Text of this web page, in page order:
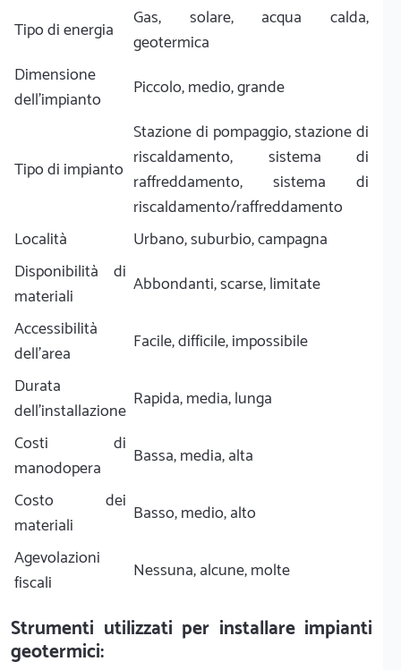
Tipo di energia
Gas, solare, acqua calda,
geotermica
Dimensione
dell'impianto
Piccolo, medio, grande
Tipo di impianto
Stazione di pompaggio, stazione di
riscaldamento, sistema di
raffreddamento, sistema di
riscaldamento/raffreddamento
Località
Urbano, suburbio, campagna
Disponibilità di
materiali
Abbondanti, scarse, limitate
Accessibilità
dell'area
Facile, difficile, impossibile
Durata
dell'installazione Rapida, media, lunga
Costi di
manodopera
Bassa, media, alta
Costo dei
materiali
Basso, medio, alto
Agevolazioni
fiscali
Nessuna, alcune, molte
Strumenti utilizzati per installare impianti
geotermici: